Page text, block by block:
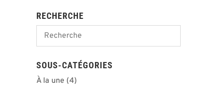
RECHERCHE
SOUS-CATÉGORIES
À la une (4)